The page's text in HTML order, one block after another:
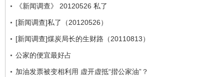
《新闻调查》 20120526 私了
[新闻调查]私了（20120526）
[新闻调查]煤炭局长的生财路（20110813）
公家的便宜最好占
加油发票被变相利用 虚开虚抵“揩公家油”？